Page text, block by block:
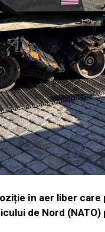
în aer liber
de Nord